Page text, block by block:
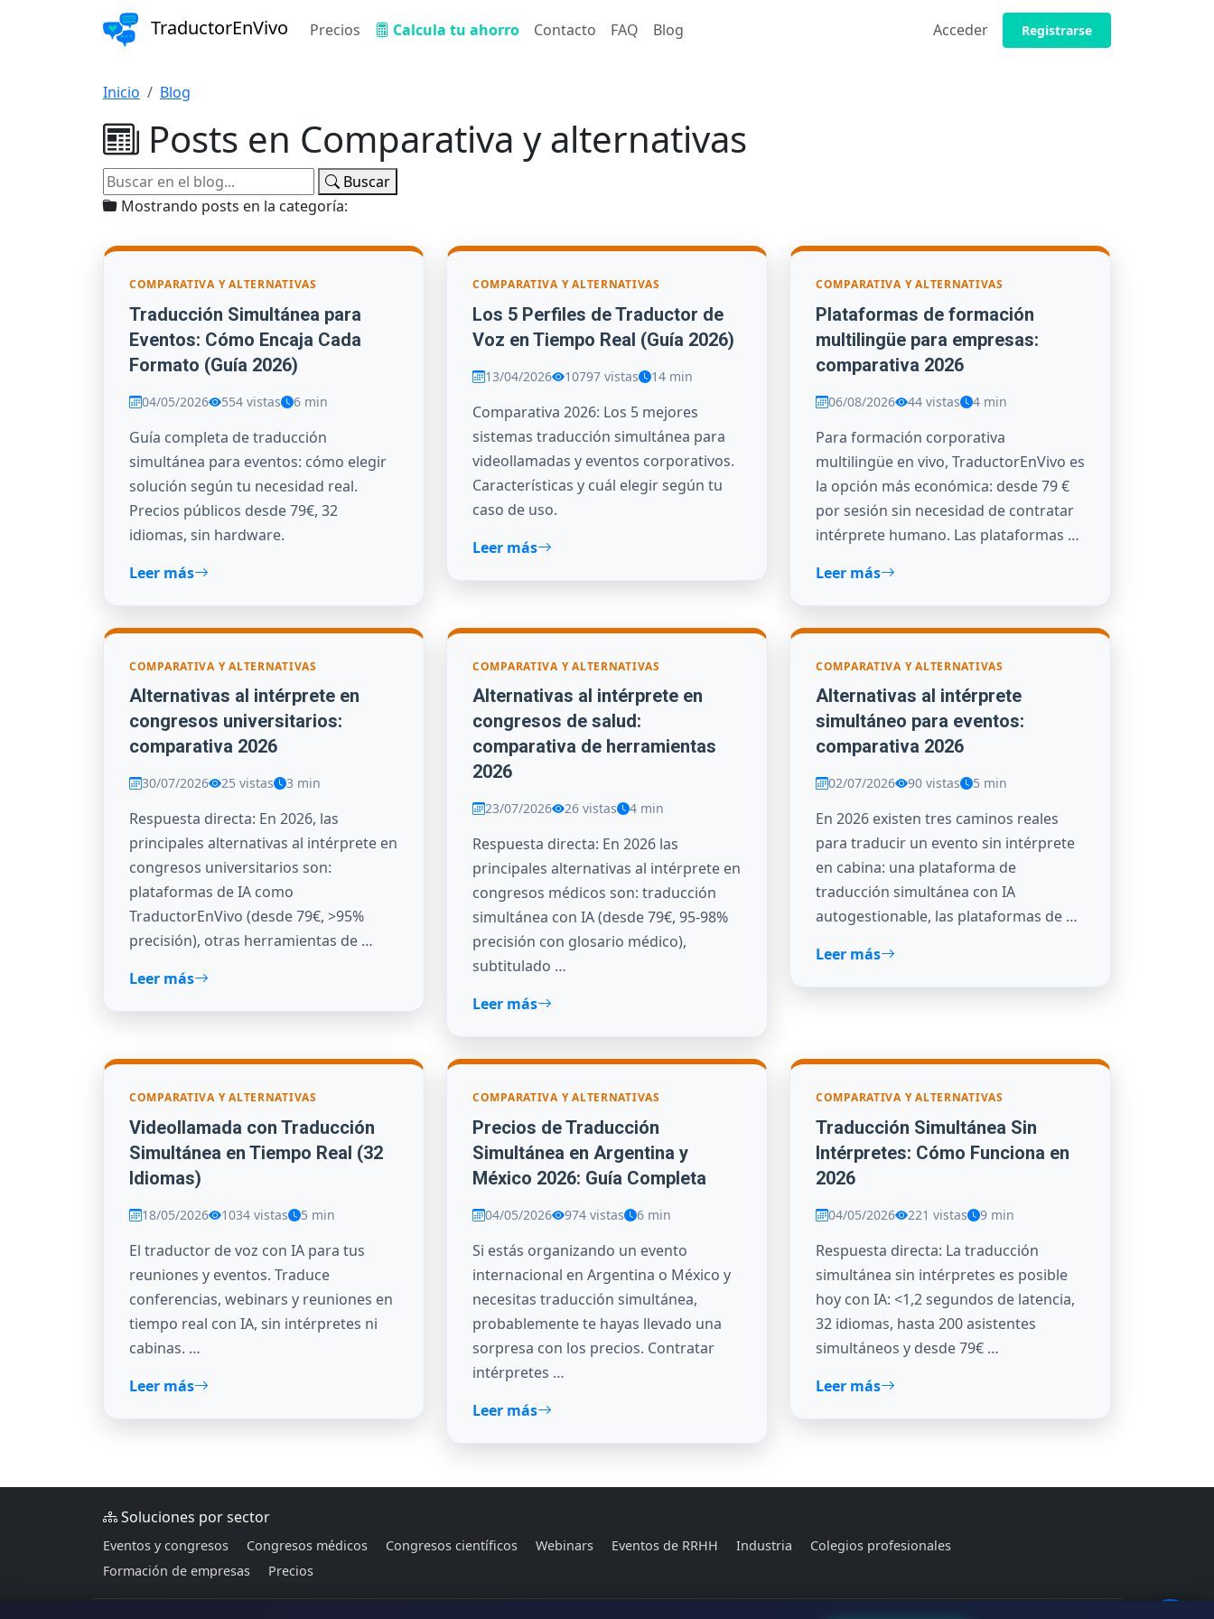
TraductorEnVivo Precios Calcula tu ahorro Contacto FAQ Blog Acceder Registrarse
Inicio Blog
Posts en Comparativa y alternativas
Buscar
Mostrando posts en la categoría:
COMPARATIVA Y ALTERNATIVAS
Traducción Simultánea para
Eventos: Cómo Encaja Cada
Formato (Guía 2026)
04/05/2026 554 vistas 6 min
Guía completa de traducción
simultánea para eventos: cómo elegir
solución según tu necesidad real.
Precios públicos desde 79€, 32
idiomas, sin hardware.
Leer más
COMPARATIVA Y ALTERNATIVAS
Los 5 Perfiles de Traductor de
Voz en Tiempo Real (Guía 2026)
13/04/2026 10797 vistas 14 min
Comparativa 2026: Los 5 mejores
sistemas traducción simultánea para
videollamadas y eventos corporativos.
Características y cuál elegir según tu
caso de uso.
Leer más
COMPARATIVA Y ALTERNATIVAS
Plataformas de formación
multilingüe para empresas:
comparativa 2026
06/08/2026 44 vistas 4 min
Para formación corporativa
multilingüe en vivo, TraductorEnVivo es
la opción más económica: desde 79 €
por sesión sin necesidad de contratar
intérprete humano. Las plataformas …
Leer más
COMPARATIVA Y ALTERNATIVAS
Alternativas al intérprete en
congresos universitarios:
comparativa 2026
30/07/2026 25 vistas 3 min
Respuesta directa: En 2026, las
principales alternativas al intérprete en
congresos universitarios son:
plataformas de IA como
TraductorEnVivo (desde 79€, >95%
precisión), otras herramientas de …
Leer más
COMPARATIVA Y ALTERNATIVAS
Alternativas al intérprete en
congresos de salud:
comparativa de herramientas
2026
23/07/2026 26 vistas 4 min
Respuesta directa: En 2026 las
principales alternativas al intérprete en
congresos médicos son: traducción
simultánea con IA (desde 79€, 95-98%
precisión con glosario médico),
subtitulado …
Leer más
COMPARATIVA Y ALTERNATIVAS
Alternativas al intérprete
simultáneo para eventos:
comparativa 2026
02/07/2026 90 vistas 5 min
En 2026 existen tres caminos reales
para traducir un evento sin intérprete
en cabina: una plataforma de
traducción simultánea con IA
autogestionable, las plataformas de …
Leer más
COMPARATIVA Y ALTERNATIVAS
Videollamada con Traducción
Simultánea en Tiempo Real (32
Idiomas)
18/05/2026 1034 vistas 5 min
El traductor de voz con IA para tus
reuniones y eventos. Traduce
conferencias, webinars y reuniones en
tiempo real con IA, sin intérpretes ni
cabinas. …
Leer más
COMPARATIVA Y ALTERNATIVAS
Precios de Traducción
Simultánea en Argentina y
México 2026: Guía Completa
04/05/2026 974 vistas 6 min
Si estás organizando un evento
internacional en Argentina o México y
necesitas traducción simultánea,
probablemente te hayas llevado una
sorpresa con los precios. Contratar
intérpretes …
Leer más
COMPARATIVA Y ALTERNATIVAS
Traducción Simultánea Sin
Intérpretes: Cómo Funciona en
2026
04/05/2026 221 vistas 9 min
Respuesta directa: La traducción
simultánea sin intérpretes es posible
hoy con IA: <1,2 segundos de latencia,
32 idiomas, hasta 200 asistentes
simultáneos y desde 79€ …
Leer más
Soluciones por sector
Eventos y congresos Congresos médicos Congresos científicos Webinars Eventos de RRHH Industria
Colegios profesionales
Formación de empresas
Precios